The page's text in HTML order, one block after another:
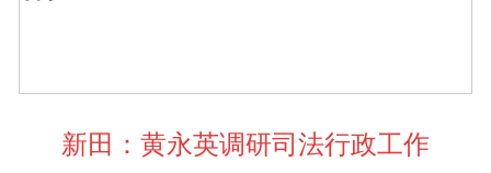
新田：黄永英调研司法行政工作